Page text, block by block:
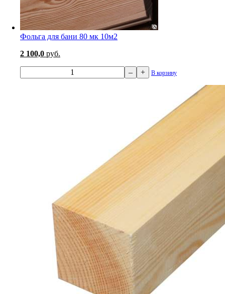
Фольга для бани 80 мк 10м2
2 100,0 руб.
– + В корзину